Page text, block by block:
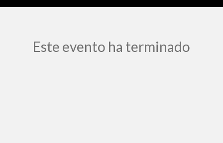
Este evento ha terminado